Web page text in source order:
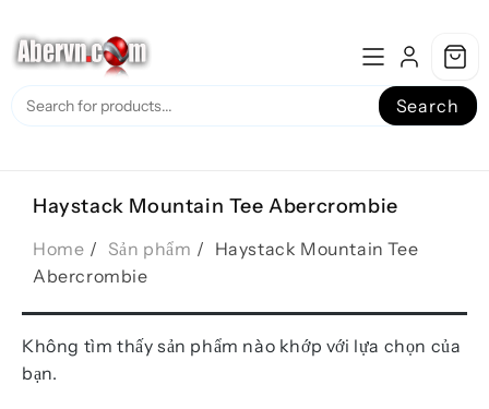
to
content
Search
Haystack Mountain Tee Abercrombie
Home Sản phẩm
Haystack Mountain Tee
Abercrombie
Không tìm thấy sản phẩm nào khớp với lựa chọn của
bạn.